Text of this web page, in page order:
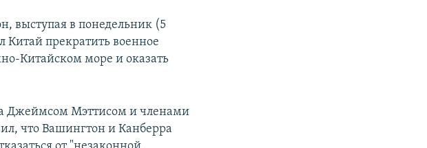
выступая в понедельник (5
прекратить военное
Китайском море и оказать
Джеймсом Мэттисом и членами
что Вашингтон и Канберра